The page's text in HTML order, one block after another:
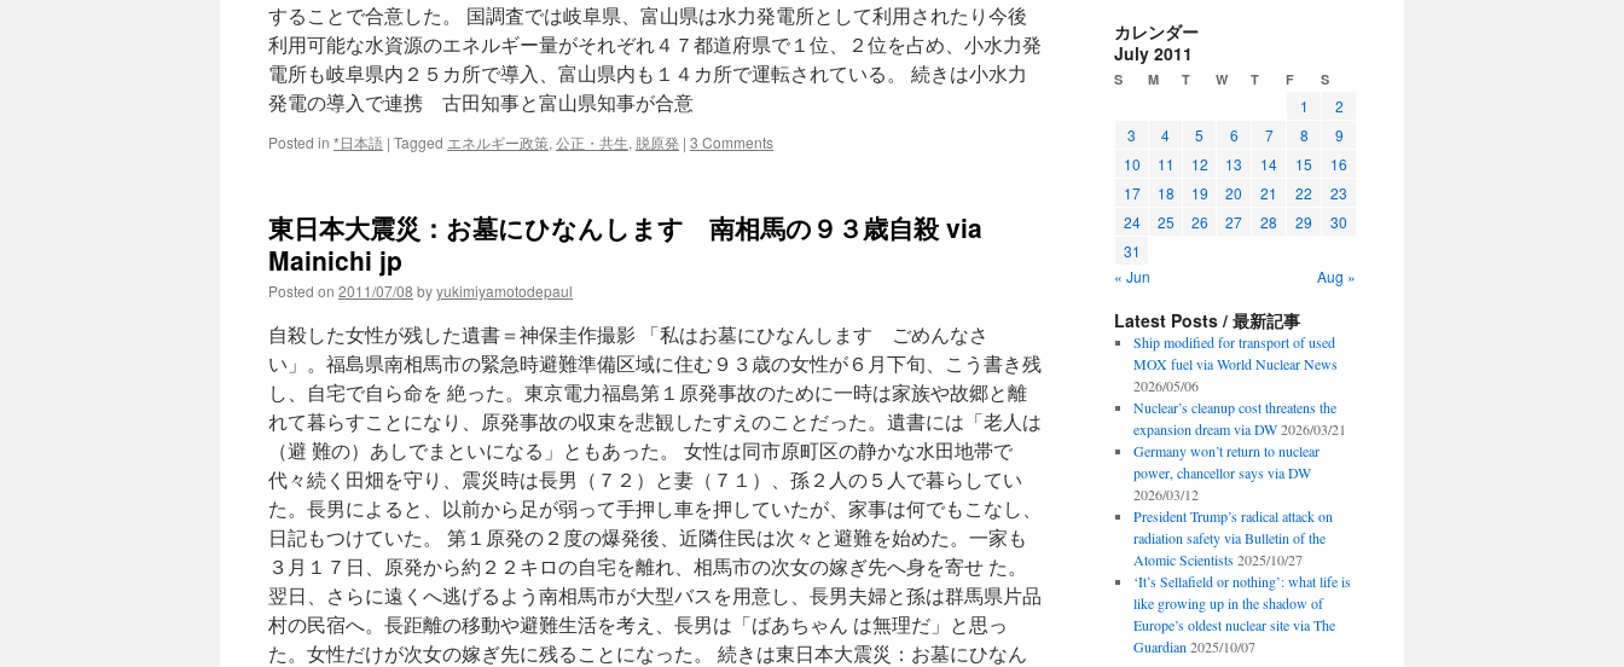
することで合意した。 国調査では岐阜県、富山県は水力発電所として利用されたり今後
利用可能な水資源のエネルギー量がそれぞれ４７都道府県で１位、２位を占め、小水力発
電所も岐阜県内２５カ所で導入、富山県内も１４カ所で運転されている。 続きは小水力
発電の導入で連携 古田知事と富山県知事が合意
Posted in *日本語 | Tagged エネルギー政策, 公正・共生, 脱原発 | 3 Comments
東日本大震災：お墓にひなんします 南相馬の９３歳自殺 via
Mainichi jp
Posted on 2011/07/08 byyukimiyamotodepaul
自殺した女性が残した遺書＝神保圭作撮影 「私はお墓にひなんします ごめんなさ
い」。福島県南相馬市の緊急時避難準備区域に住む９３歳の女性が６月下旬、こう書き残
し、自宅で自ら命を 絶った。東京電力福島第１原発事故のために一時は家族や故郷と離
れて暮らすことになり、原発事故の収束を悲観したすえのことだった。遺書には「老人は
（避 難の）あしでまといになる」ともあった。 女性は同市原町区の静かな水田地帯で
代々続く田畑を守り、震災時は長男（７２）と妻（７１）、孫２人の５人で暮らしてい
た。長男によると、以前から足が弱って手押し車を押していたが、家事は何でもこなし、
日記もつけていた。 第１原発の２度の爆発後、近隣住民は次々と避難を始めた。一家も
３月１７日、原発から約２２キロの自宅を離れ、相馬市の次女の嫁ぎ先へ身を寄せ た。
翌日、さらに遠くへ逃げるよう南相馬市が大型バスを用意し、長男夫婦と孫は群馬県片品
村の民宿へ。長距離の移動や避難生活を考え、長男は「ばあちゃん は無理だ」と思っ
た。女性だけが次女の嫁ぎ先に残ることになった。 続きは東日本大震災：お墓にひなん
カレンダー
July 2011
S M T W T F S
1
2
3
4 5 6 7 8
9
10
11 12 13 14 15
16
17
18 19 20 21 22
23
24
25 26 27 28 29
30
31
« Jun
Aug »
Latest Posts / 最新記事
Ship modified for transport of used
MOX fuel via World Nuclear News
2026/05/06
Nuclear’s cleanup cost threatens the
expansion dream via DW 2026/03/21
Germany won’t return to nuclear
power, chancellor says via DW
2026/03/12
President Trump’s radical attack on
radiation safety via Bulletin of the
Atomic Scientists 2025/10/27
‘It’s Sellafield or nothing’: what life is
like growing up in the shadow of
Europe’s oldest nuclear site via The
Guardian 2025/10/07